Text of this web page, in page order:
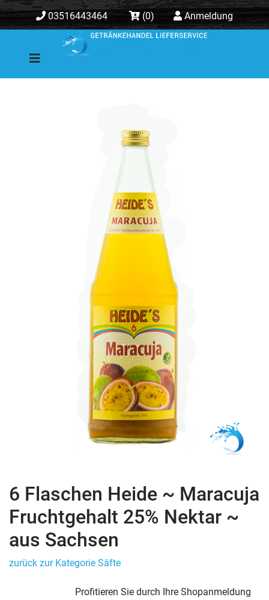
03516443464 (0) Anmeldung
6 Flaschen Heide ~ Maracuja
Fruchtgehalt 25% Nektar ~
aus Sachsen
zurück zur Kategorie Säfte
Profitieren Sie durch Ihre Shopanmeldung